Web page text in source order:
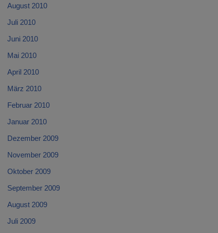
August 2010
Juli 2010
Juni 2010
Mai 2010
April 2010
März 2010
Februar 2010
Januar 2010
Dezember 2009
November 2009
Oktober 2009
September 2009
August 2009
Juli 2009